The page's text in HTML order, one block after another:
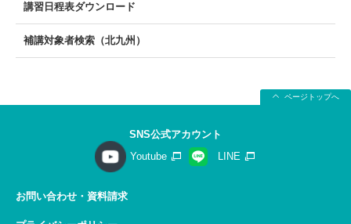
講習日程表ダウンロード
補講対象者検索（北九州）
ページトップへ
SNS公式アカウント
Youtube
LINE
お問い合わせ・資料請求